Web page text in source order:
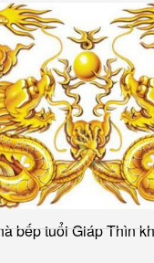
bếp tuổi Giáp Thìn